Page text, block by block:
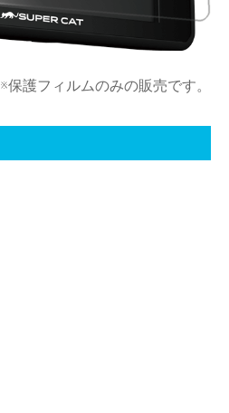
※保護フィルムのみの販売です。